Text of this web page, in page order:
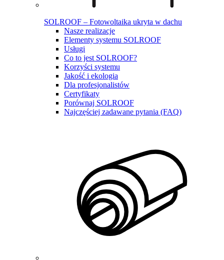
SOLROOF – Fotowoltaika ukryta w dachu
Nasze realizacje
Elementy systemu SOLROOF
Usługi
Co to jest SOLROOF?
Korzyści systemu
Jakość i ekologia
Dla profesjonalistów
Certyfikaty
Porównaj SOLROOF
Najczęściej zadawane pytania (FAQ)